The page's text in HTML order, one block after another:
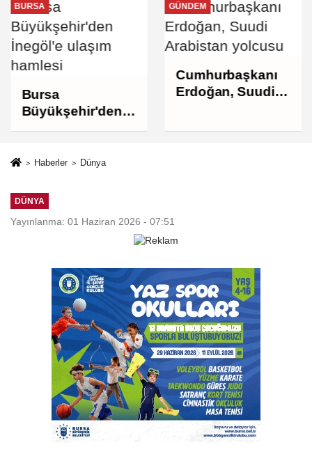
BURSA
Bursa
Büyükşehir'den
İnegöl'e ulaşım
GÜNDEM
Cumhurbaşkanı
Erdoğan, Suudi
Haberler Dünya
DÜNYA
Yayınlanma: 01 Haziran 2026 - 07:51